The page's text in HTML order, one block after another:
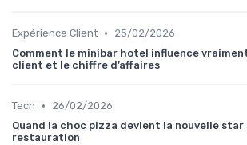
Expérience Client •
25/02/2026
Comment le minibar hotel influence
client et le chiffre d’affaires
Tech •
26/02/2026
Quand la choc pizza devient la nouvelle star
restauration